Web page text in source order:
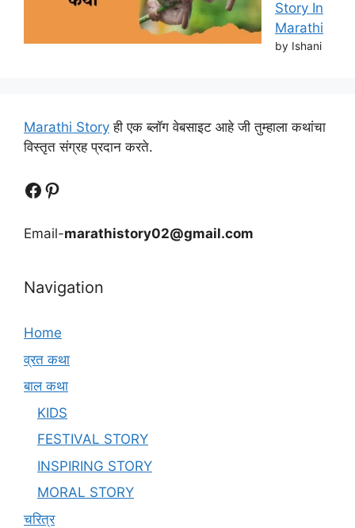
Story In
Marathi
by Ishani
Marathi Story ही एक ब्लॉग वेबसाइट आहे जी तुम्हाला कथांचा
विस्तृत संग्रह प्रदान करते.
Follow UsFollow us
Email-marathistory02@gmail.com
Navigation
Home
व्रत कथा
बाल कथा
KIDS
FESTIVAL STORY
INSPIRING STORY
MORAL STORY
चरित्र